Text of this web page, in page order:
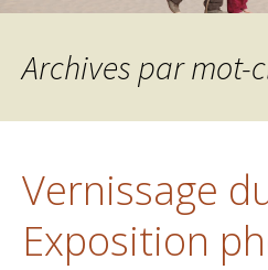
Archives par mot-
Vernissage
Exposition